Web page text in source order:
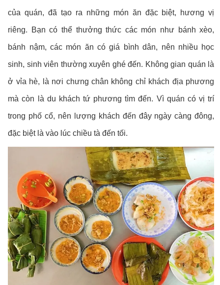
của quán, đã tạo ra những món ăn đặc biệt, hương vị
riêng. Bạn có thể thưởng thức các món như bánh xèo,
bánh nậm, các món ăn có giá bình dân, nên nhiều học
sinh, sinh viên thường xuyên ghé đến. Không gian quán là
ở vỉa hè, là nơi chưng chân không chỉ khách địa phương
mà còn là du khách tứ phương tìm đến. Vì quán có vị trí
trong phố cổ, nên lượng khách đến đây ngày càng đông,
đặc biệt là vào lúc chiều tà đến tối.